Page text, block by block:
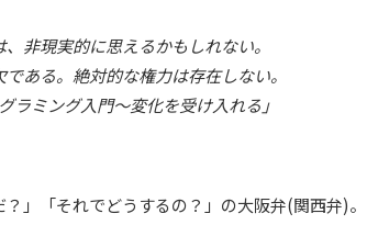
非現実的に思えるかもしれない。
ある。絶対的な権力は存在しない。
ミング入門～変化を受け入れる」
」「それでどうするの？」の大阪弁(関西弁)。